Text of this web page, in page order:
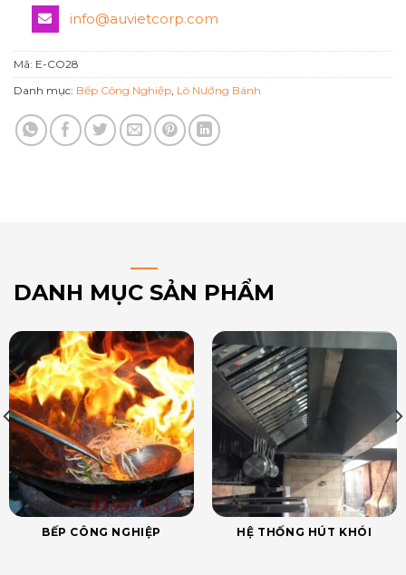
info@auvietcorp.com
Mã: E-CO28
Danh mục: Bếp Công Nghiệp Lò Nướng Bánh
DANH MỤC SẢN PHẨM
BẾP CÔNG NGHIỆP HỆ THỐNG HÚT KHÓI